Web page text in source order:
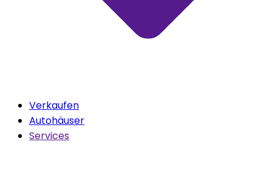
Verkaufen
Autohäuser
Services